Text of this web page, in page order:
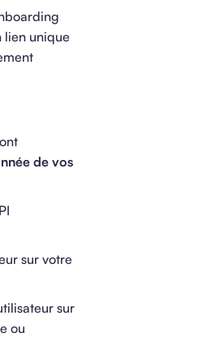
lien unique
de vos
sur votre
sur
ou